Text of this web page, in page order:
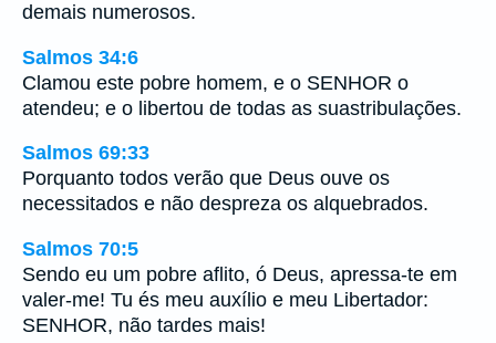
demais numerosos.
Salmos 34:6
Clamou este pobre homem, e o SENHOR o
atendeu; e o libertou de todas as suastribulações.
Salmos 69:33
Porquanto todos verão que Deus ouve os
necessitados e não despreza os alquebrados.
Salmos 70:5
Sendo eu um pobre aflito, ó Deus, apressa-te em
valer-me! Tu és meu auxílio e meu Libertador:
SENHOR, não tardes mais!